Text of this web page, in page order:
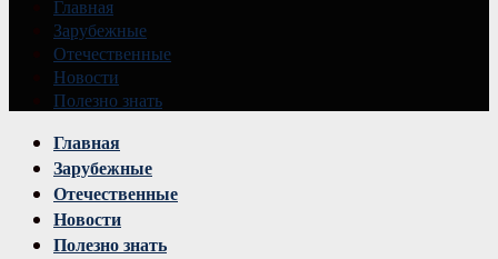
Главная
Зарубежные
Отечественные
Новости
Полезно знать
Главная
Зарубежные
Отечественные
Новости
Полезно знать